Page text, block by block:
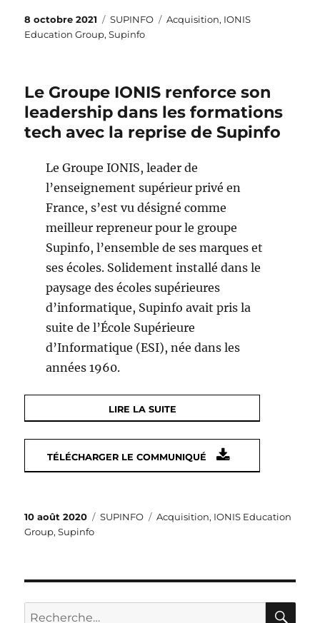
Publié
le
8 octobre 2021 Catégories
SUPINFO Étiquettes
Acquisition, IONIS
Education Group,Supinfo
Le Groupe IONIS renforce son
leadership dans les formations
tech avec la reprise de Supinfo
Le Groupe IONIS, leader de
l’enseignement supérieur privé en
France, s’est vu désigné comme
meilleur repreneur pour le groupe
Supinfo, l’ensemble de ses marques et
ses écoles. Solidement installé dans le
paysage des écoles supérieures
d’informatique, Supinfo avait pris la
suite de l’École Supérieure
d’Informatique (ESI), née dans les
années 1960.
LIRE LA SUITE
TÉLÉCHARGER LE COMMUNIQUÉ
Publié
le
10 août 2020 Catégories
SUPINFO Étiquettes
Acquisition, IONIS Education
Group,Supinfo
Recherche